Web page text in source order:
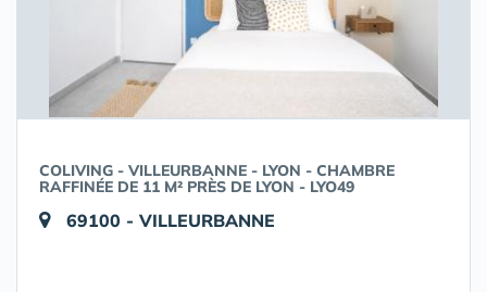
COLIVING - VILLEURBANNE - LYON - CHAMBRE
RAFFINÉE DE 11 M² PRÈS DE LYON - LYO49
69100 - VILLEURBANNE